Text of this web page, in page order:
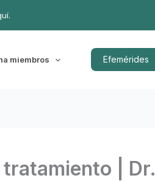
miembros Efemérides
| Dr.